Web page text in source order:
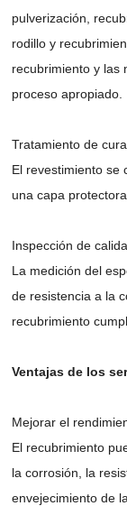
pulverización,
rodillo y
recubrimiento y las
proceso apropiado.
Tratamiento de
El revestimiento se
una capa
Inspección de
La medición del
de resistencia a la
recubrimiento
Ventajas de los
Mejorar el
El recubrimiento
la corrosión, la
envejecimiento de